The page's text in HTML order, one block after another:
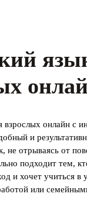
взрослых онлайн с
и
не отрываясь от
подходит тем,
и хочет учиться в
или